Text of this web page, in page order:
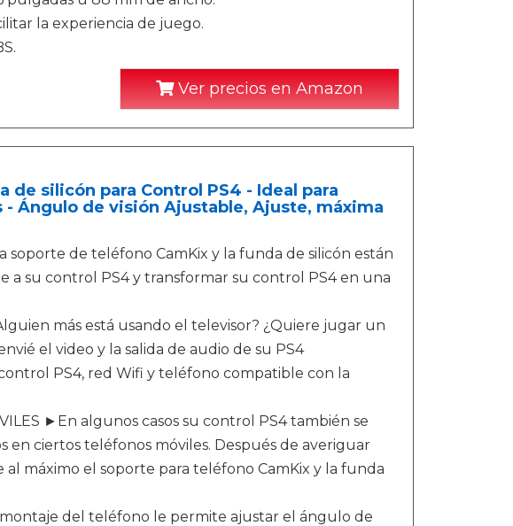
la experiencia de juego.
Ver precios en Amazon
de silicón para Control PS4 - Ideal para
Ángulo de visión Ajustable, Ajuste, máxima
soporte de teléfono CamKix y la funda de silicón están
a su control PS4 y transformar su control PS4 en una
más está usando el televisor? ¿Quiere jugar un
el video y la salida de audio de su PS4
PS4, red Wifi y teléfono compatible con la
►En algunos casos su control PS4 también se
ciertos teléfonos móviles. Después de averiguar
máximo el soporte para teléfono CamKix y la funda
montaje del teléfono le permite ajustar el ángulo de